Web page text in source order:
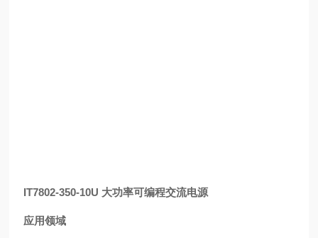
IT7802-350-10U 大功率可编程交流电源
应用领域